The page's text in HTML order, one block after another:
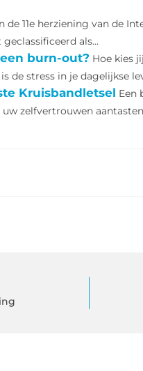
11e herziening van de
als...
burn-out? Hoe kies
de stress in je dagelijkse
Kruisbandletsel Een
zelfvertrouwen